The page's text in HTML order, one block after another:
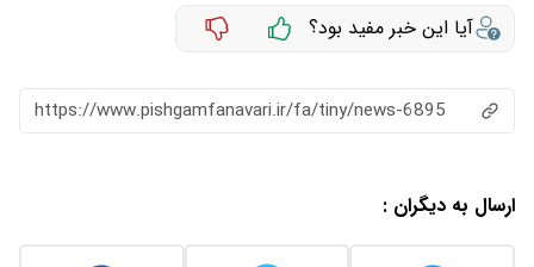
آیا این خبر مفید بود؟
https://www.pishgamfanavari.ir/fa/tiny/news-6895
ارسال به دیگران :